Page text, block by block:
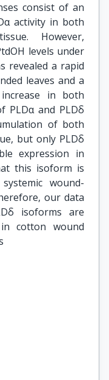
consist of an
activity in both
However,
levels under
revealed a rapid
leaves and a
in both
PLDα and PLDδ
of both
but only PLDδ
expression in
this isoform is
wound-
our data
isoforms are
cotton wound